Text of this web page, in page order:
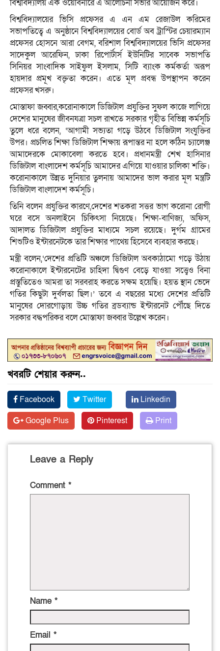
বিশ্ববিদ্যালয় এক ওয়েবিনারে এ আলোচনা সভার আয়োজন করে।
বিশ্ববিদ্যালয়ের ভিসি প্রফেসর এ এন এম রেজাউল করিমের
সভাপতিত্বে এ অনুষ্ঠানে বিশ্ববিদ্যালয়ের বোর্ড অব ট্রাস্টির চেয়ারম্যান
প্রফেসর হোসনে আরা বেগম, বরিশাল বিশ্ববিদ্যালয়ের ভিসি প্রফেসর
সাদেকুল আরেফিন, ঢাকা রিপোর্টার্স ইউনিটির সাবেক সভাপতি
সিনিয়র সাংবাদিক সাইফুল ইসলাম, সিটি ব্যাংক কর্মকর্তা অরূপ
হায়দার প্রমূখ বক্তৃতা করেন। এতে মূল প্রবন্ধ উপস্থাপন করেন
প্রফেসর খসরু।
মোস্তাফা জব্বার,করোনাকালে ডিজিটাল প্রযুক্তির সুফল কাজে লাগিয়ে
দেশের মানুষের জীবনযত্রা সচল রাখতে সরকার গৃহীত বিভিন্ন কর্মসূচি
তুলে ধরে বলেন, ‘আগামী সভ্যতা গড়ে উঠবে ডিজিটাল সংযুক্তির
উপর। প্রচলিত শিক্ষা ডিজিটাল শিক্ষায় রূপান্তর না হলে কঠিন চ্যালেঞ্জ
আমাদেরকে মোকাবেলা করতে হবে। প্রধানমন্ত্রী শেখ হাসিনার
ডিজিটাল বাংলাদেশ কর্মসূচি আমাদের এগিয়ে যাওয়ার চালিকা শক্তি।
করোনাকালে উন্নত দুনিয়ার তুলনায় আমাদের ভাল করার মূল মন্ত্রটি
ডিজিটাল বাংলাদেশ কর্মসূচি।
তিনি বলেন প্রযুক্তির কারণে,দেশের শতকরা সত্তর ভাগ করোনা রোগী
ঘরে বসে অনলাইনে চিকিৎসা নিয়েছে। শিক্ষা-বাণিজ্য, অফিস,
আদালত ডিজিটাল প্রযুক্তির মাধ্যমে সচল রয়েছে। দুর্গম গ্রামের
শিশুটিও ইন্টারনেটকে তার শিক্ষার পাথেয় হিসেবে ব্যবহার করছে।
মন্ত্রী বলেন,‘দেশের প্রতিটি অঞ্চলে ডিজিটাল অবকাঠামো গড়ে উঠায়
করোনাকালে ইন্টারনেটের চাহিদা দ্বিগুণ বেড়ে যাওয়া সত্ত্বেও বিনা
প্রস্তুতিতেও আমরা তা সরবরাহ করতে সক্ষম হয়েছি। হয়ত স্থান ভেদে
গতির কিছুটা দুর্বলতা ছিল।’ তবে এ বছরের মধ্যে দেশের প্রতিটি
মানুষের দোরগোড়ায় উচ্চ গতির ব্রডব্যান্ড ইন্টারনেট পৌঁছে দিতে
সরকার বদ্ধপরিকর বলে মোস্তাফা জব্বার উল্লেখ করেন।
খবরটি শেয়ার করুন..
Facebook Twitter
Linkedin
Google Plus
Pinterest Print
Leave a Reply
Comment *
Name *
Email *